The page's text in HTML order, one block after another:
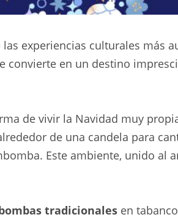
las experiencias culturales más
convierte en un destino
de vivir la Navidad muy
de una candela para
Este ambiente, unido al
tradicionales en